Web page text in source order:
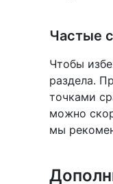
Частые
Чтобы
раздела.
точками
можно
мы